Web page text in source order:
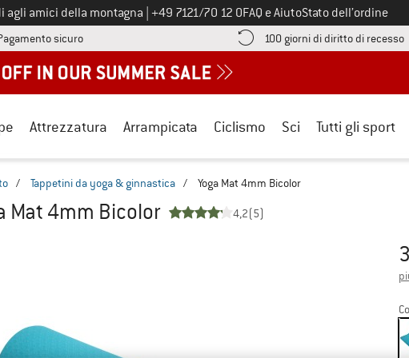
agli amici della montagna Chiamaci al numero
+49 7121/70 12 0FAQ e AiutoStato dell’ordine
sicuroQui trovi le informazioni di pagamento! Si apre in una casella
100 giorni di diritto di recesso
Attrezzatura Arrampicata Ciclismo Sci Tutti gli sport
/ Tappetini da yoga & ginnastica / Yoga Mat 4mm Bicolor
Mat 4mm Bicolor 4,2(5)